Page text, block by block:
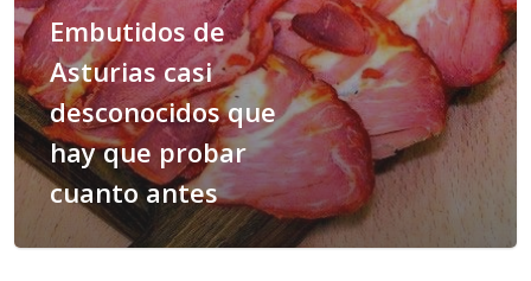
Embutidos de
Asturias casi
desconocidos que
hay que probar
cuanto antes